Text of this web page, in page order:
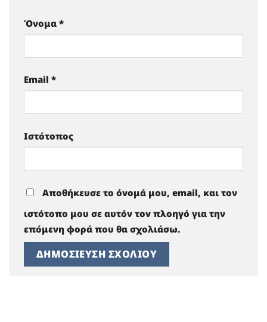
Όνομα *
Email *
Ιστότοπος
Αποθήκευσε το όνομά μου, email, και τον
ιστότοπο μου σε αυτόν τον πλοηγό για την
επόμενη φορά που θα σχολιάσω.